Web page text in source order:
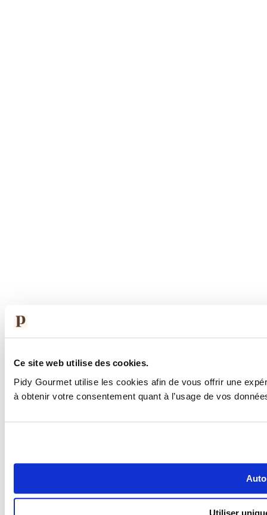
Ce site web utilise des cookies.
Pidy Gourmet utilise les cookies afin de vous offrir une
à obtenir votre consentement quant à l’usage de vos